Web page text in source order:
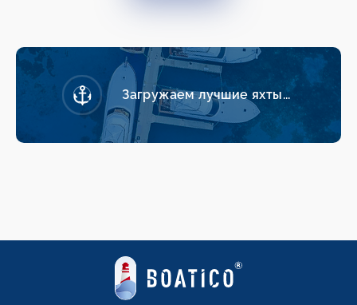
Загружаем лучшие яхты...